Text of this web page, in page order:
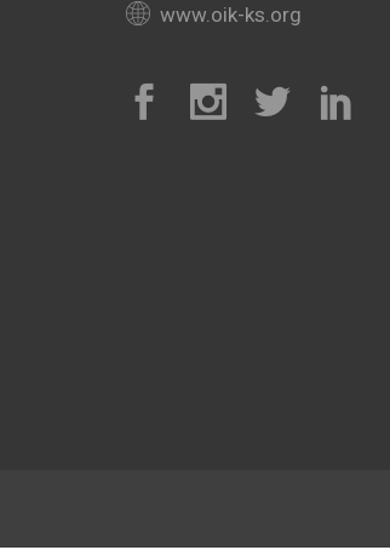
www.oik-ks.org